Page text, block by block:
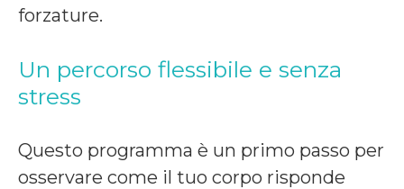
forzature.
Un percorso flessibile e senza
stress
Questo programma è un primo passo per
osservare come il tuo corpo risponde